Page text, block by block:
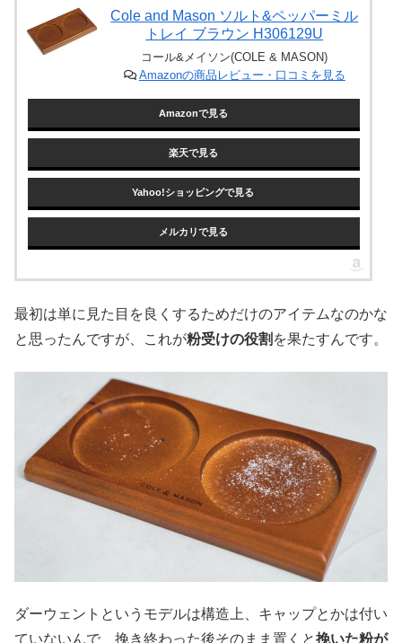
Cole and Mason ソルト&ペッパーミル
トレイ ブラウン H306129U
コール&メイソン(COLE & MASON)
Amazonの商品レビュー・口コミを見る
Amazonで見る
楽天で見る
Yahoo!ショッピングで見る
メルカリで見る
最初は単に見た目を良くするためだけのアイテムなのかな
と思ったんですが、これが粉受けの役割 を果たすんです。
ダーウェントというモデルは構造上、キャップとかは付い
ていないんで、挽き終わった後そのまま置くと挽いた粉が